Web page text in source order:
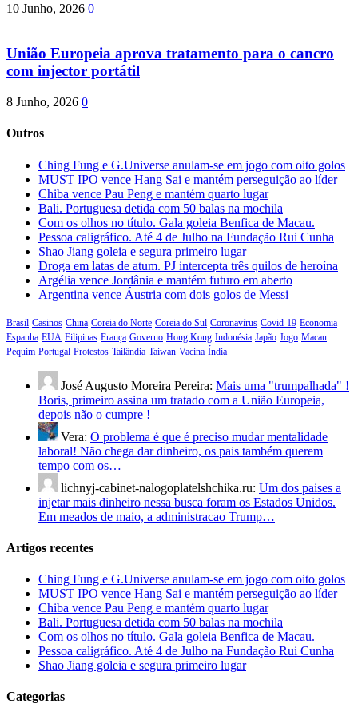
10 Junho, 2026 0
União Europeia aprova tratamento para o cancro
com injector portátil
8 Junho, 2026 0
Outros
Ching Fung e G.Universe anulam-se em jogo com oito golos
MUST IPO vence Hang Sai e mantém perseguição ao líder
Chiba vence Pau Peng e mantém quarto lugar
Bali. Portuguesa detida com 50 balas na mochila
Com os olhos no título. Gala goleia Benfica de Macau.
Pessoa caligráfico. Até 4 de Julho na Fundação Rui Cunha
Shao Jiang goleia e segura primeiro lugar
Droga em latas de atum. PJ intercepta três quilos de heroína
Argélia vence Jordânia e mantém futuro em aberto
Argentina vence Áustria com dois golos de Messi
Brasil Casinos China Coreia do Norte Coreia do Sul Coronavírus Covid-19 Economia
Espanha EUA Filipinas França Governo Hong Kong Indonésia Japão Jogo Macau
Pequim Portugal Protestos Tailândia Taiwan Vacina Índia
José Augusto Moreira Pereira: Mais uma "trumpalhada" !
Boris, primeiro assina um tratado com a União Europeia,
depois não o cumpre !
Vera: O problema é que é preciso mudar mentalidade
laboral! Não chega dar dinheiro, os pais também querem
tempo com os…
lichnyj-cabinet-nalogoplatelshchika.ru: Um dos paises a
injetar mais dinheiro nessa busca foram os Estados Unidos.
Em meados de maio, a administracao Trump…
Artigos recentes
Ching Fung e G.Universe anulam-se em jogo com oito golos
MUST IPO vence Hang Sai e mantém perseguição ao líder
Chiba vence Pau Peng e mantém quarto lugar
Bali. Portuguesa detida com 50 balas na mochila
Com os olhos no título. Gala goleia Benfica de Macau.
Pessoa caligráfico. Até 4 de Julho na Fundação Rui Cunha
Shao Jiang goleia e segura primeiro lugar
Categorias